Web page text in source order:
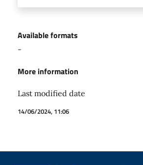
Available formats
-
More information
Last modified date
14/06/2024, 11:06